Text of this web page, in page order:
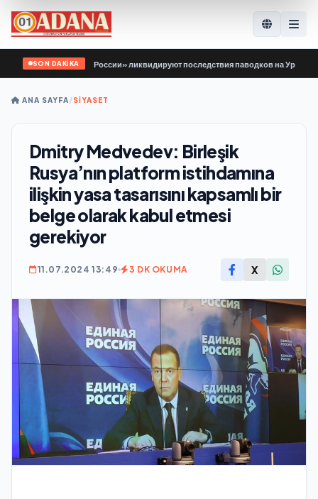
SON DAKİKA
Гвардии Единой России» ликвидируют последствия паводков на Урале и
ANA SAYFA/SİYASET
Dmitry Medvedev: Birleşik
Rusya’nın platform istihdamına
ilişkin yasa tasarısını kapsamlı bir
belge olarak kabul etmesi
gerekiyor
11.07.2024 13:49 3 DK OKUMA X